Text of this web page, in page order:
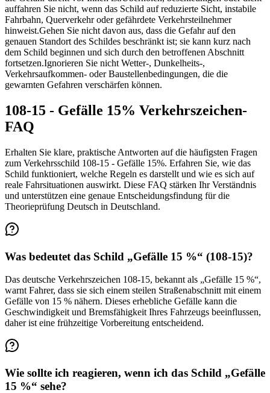
auffahren Sie nicht, wenn das Schild auf reduzierte Sicht, instabile
Fahrbahn, Querverkehr oder gefährdete Verkehrsteilnehmer
hinweist.Gehen Sie nicht davon aus, dass die Gefahr auf den
genauen Standort des Schildes beschränkt ist; sie kann kurz nach
dem Schild beginnen und sich durch den betroffenen Abschnitt
fortsetzen.Ignorieren Sie nicht Wetter-, Dunkelheits-,
Verkehrsaufkommen- oder Baustellenbedingungen, die die
gewarnten Gefahren verschärfen können.
108-15 - Gefälle 15% Verkehrszeichen-
FAQ
Erhalten Sie klare, praktische Antworten auf die häufigsten Fragen
zum Verkehrsschild 108-15 - Gefälle 15%. Erfahren Sie, wie das
Schild funktioniert, welche Regeln es darstellt und wie es sich auf
reale Fahrsituationen auswirkt. Diese FAQ stärken Ihr Verständnis
und unterstützen eine genaue Entscheidungsfindung für die
Theorieprüfung Deutsch in Deutschland.
Was bedeutet das Schild „Gefälle 15 %“ (108-15)?
Das deutsche Verkehrszeichen 108-15, bekannt als „Gefälle 15 %“,
warnt Fahrer, dass sie sich einem steilen Straßenabschnitt mit einem
Gefälle von 15 % nähern. Dieses erhebliche Gefälle kann die
Geschwindigkeit und Bremsfähigkeit Ihres Fahrzeugs beeinflussen,
daher ist eine frühzeitige Vorbereitung entscheidend.
Wie sollte ich reagieren, wenn ich das Schild „Gefälle
15 %“ sehe?